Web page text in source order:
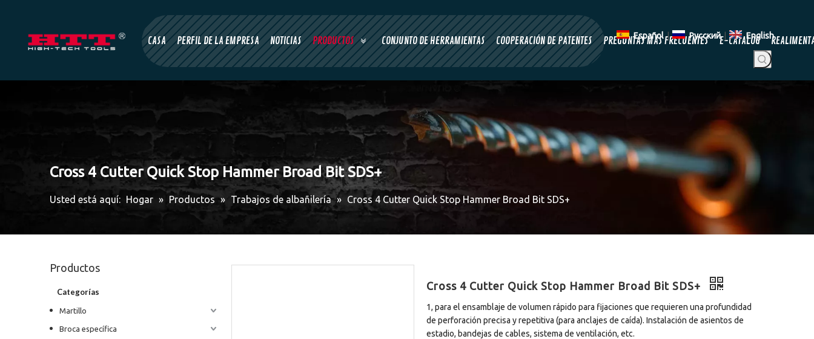
CASA PERFIL DE LA EMPRESA NOTICIAS PRODUCTOS CONJUNTO DE HERRAMIENTAS COOPERACIÓN DE PATENTES PREGUNTAS MÁS FRECUENTES E-CATALOG
Español | Pусский English
Cross 4 Cutter Quick Stop Hammer Broad Bit SDS+
Usted está aquí: Hogar » Productos » Trabajos de albañilería » Cross 4 Cutter Quick Stop Hammer Broad Bit SDS+
Productos
Categorías
Martillo
Broca específica
Cross 4 Cutter Quick Stop Hammer Broad Bit SDS+
1, para el ensamblaje de volumen rápido para fijaciones que requieren una profundidad
de perforación precisa y repetitiva (para anclajes de caída). Instalación de asientos de
estadio, bandejas de cables, sistema de ventilación, etc.